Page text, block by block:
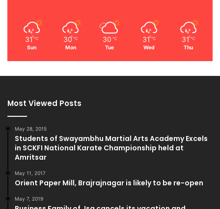
31 ℃
Sun
30 ℃
Mon
30 ℃
Tue
31 ℃
Wed
31 ℃
Thu
Most Viewed Posts
May 28, 2015
Students of Swayambhu Martial Arts Academy Excels
in SCKFI National Karate Championship held at
Amritsar
May 11, 2017
Orient Paper Mill, Brajrajnagar is likely to be re-open
May 7, 2019